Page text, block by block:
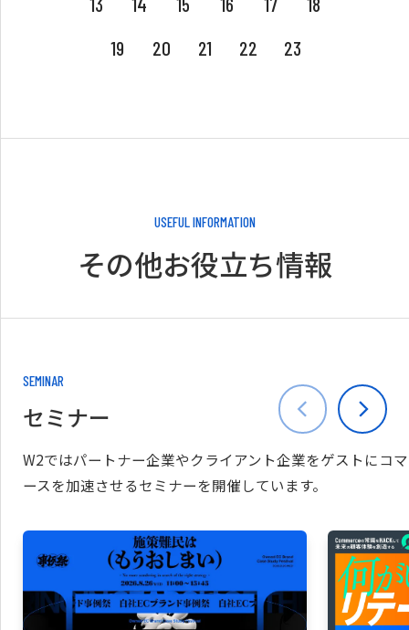
19
20 21 22 23
USEFUL INFORMATION
その他お役立ち情報
SEMINAR
セミナー
W2ではパートナー企業やクライアント企業をゲストにコマ
ースを加速させるセミナーを開催しています。